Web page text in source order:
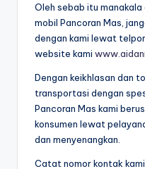
Oleh sebab itu
mobil Pancoran Mas,
dengan kami lewat
website kami
Dengan keikhlasan dan
transportasi dengan
Pancoran Mas kami
konsumen lewat
dan menyenangkan.
Catat nomor kontak